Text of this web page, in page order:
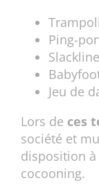
Ping-
Slackline
Jeu de
Lors de ces
société et
disposition à
cocooning.